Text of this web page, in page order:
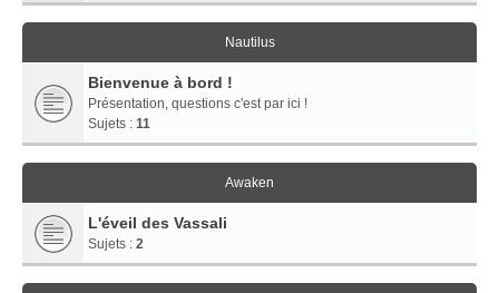
Nautilus
Bienvenue à bord !
Présentation, questions c'est par ici !
Sujets : 11
Awaken
L'éveil des Vassali
Sujets : 2